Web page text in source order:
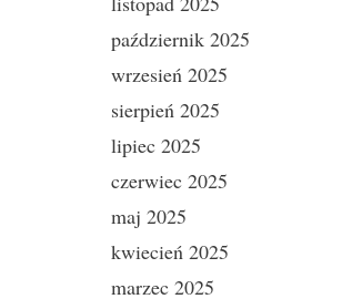
październik 2025
wrzesień 2025
sierpień 2025
lipiec 2025
czerwiec 2025
maj 2025
kwiecień 2025
marzec 2025